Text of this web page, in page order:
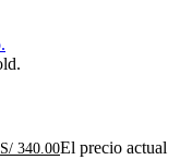
S/ 340.00El precio actual